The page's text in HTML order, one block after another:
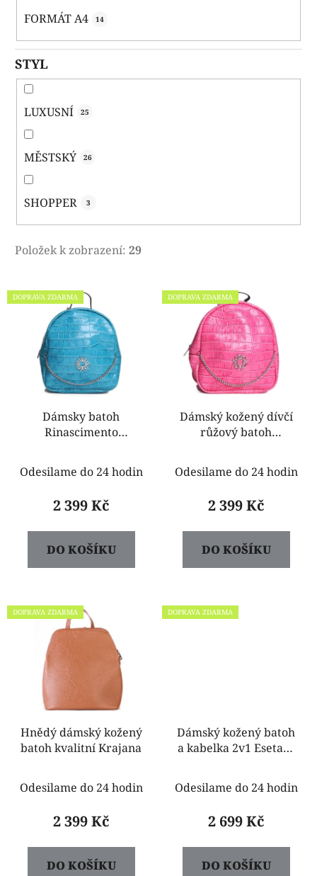
FORMÁT A4 14
STYL
LUXUSNÍ 25
MĚSTSKÝ 26
SHOPPER 3
Položek k zobrazení: 29
V
ý
DOPRAVA ZDARMA
Dámsky batoh
Rinascimento
tyrkysový
Odesilame do 24 hodin
2 399 Kč
DO KOŠÍKU
DOPRAVA ZDARMA
Dámský kožený dívčí
růžový batoh
ACV80013232003
Odesilame do 24 hodin
2 399 Kč
DO KOŠÍKU
DOPRAVA ZDARMA
Hnědý dámský kožený
batoh kvalitní Krajana
Odesilame do 24 hodin
2 399 Kč
DO KOŠÍKU
DOPRAVA ZDARMA
Dámský kožený batoh
a kabelka 2v1 Esetara
Odesilame do 24 hodin
2 699 Kč
DO KOŠÍKU